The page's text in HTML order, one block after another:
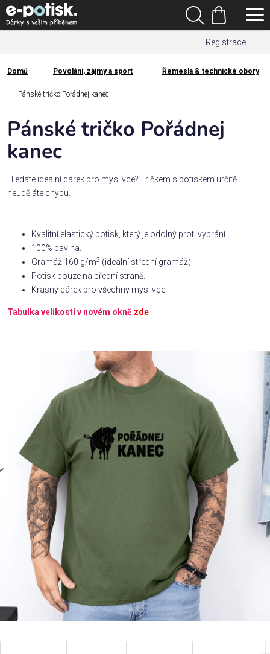
Přejít
na
obsah
Registrace
Hledat
Nákupní
košík
Kategorie
Dárek
pro
Rodina
/
Povolání,
zájmy a
sport
Přihlášení
Domů
Domů Povolání, zájmy a sport Řemesla & technické obory
Pánské tričko Pořádnej kanec
Pánské tričko Pořádnej
kanec
Hledáte ideální dárek pro myslivce? Tričkem s potiskem určitě
neuděláte chybu.
Kvalitní elastický potisk, který je odolný proti vyprání.
100% bavlna.
Gramáž 160 g/m2 (ideální střední gramáž).
Potisk pouze na přední straně.
Krásný dárek pro všechny myslivce
Tabulka velikostí v novém okně zde